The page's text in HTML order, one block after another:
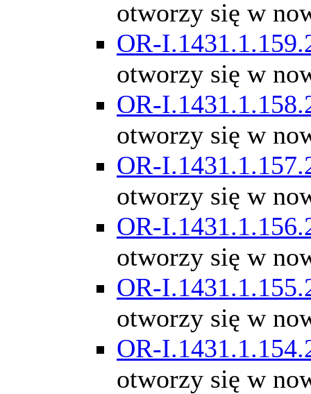
otworzy się w
OR-
otworzy się w
OR-
otworzy się w
OR-
otworzy się w
OR-
otworzy się w
OR-
otworzy się w
OR-
otworzy się w